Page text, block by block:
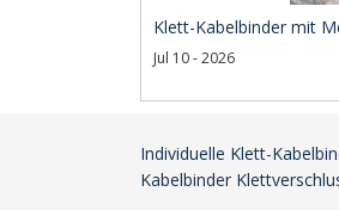
Klett-Kabelbinder mit
Jul 10 - 2026
Individuelle Klett-
Kabelbinder